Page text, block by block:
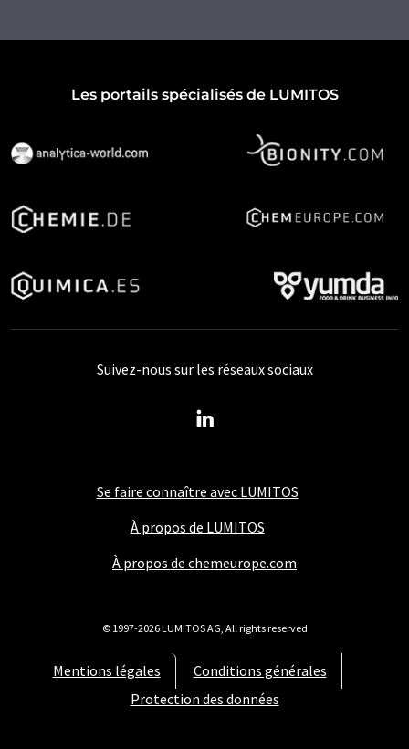
Les portails spécialisés de LUMITOS
Se faire connaître avec LUMITOS
À propos de LUMITOS
À propos de chemeurope.com
Mentions légales
Conditions générales
Protection des données
Suivez-nous sur les réseaux sociaux
© 1997-2026 LUMITOS AG, All rights reserved